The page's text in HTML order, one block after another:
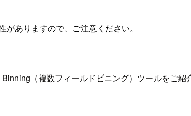
ありますので、ご注意ください。
（複数フィールドビニング）ツールをご紹